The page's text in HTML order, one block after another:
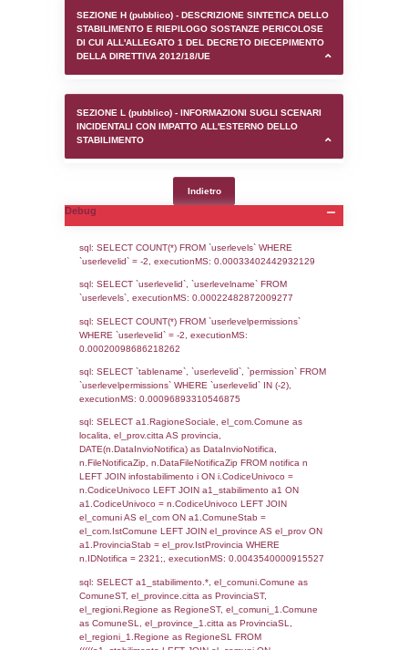
SEZIONE A1 (pubblico) - INFORMAZIONI
SEZIONE D (pubblico) - INFORMAZIONI
CONTROLLO A CUI è SOGGETTO LO
DELL'AMBIENTE/TERRITORIO
STABILIMENTO
SEZIONE H (pubblico) - DESCRIZIONE
STABILIMENTO E RIEPILOGO SOSTANZE
DI CUI ALL'ALLEGATO 1 DEL DECRETO
DELLA DIRETTIVA 2012/18/UE
SEZIONE L (pubblico) - INFORMAZIONI
INCIDENTALI CON IMPATTO
STABILIMENTO